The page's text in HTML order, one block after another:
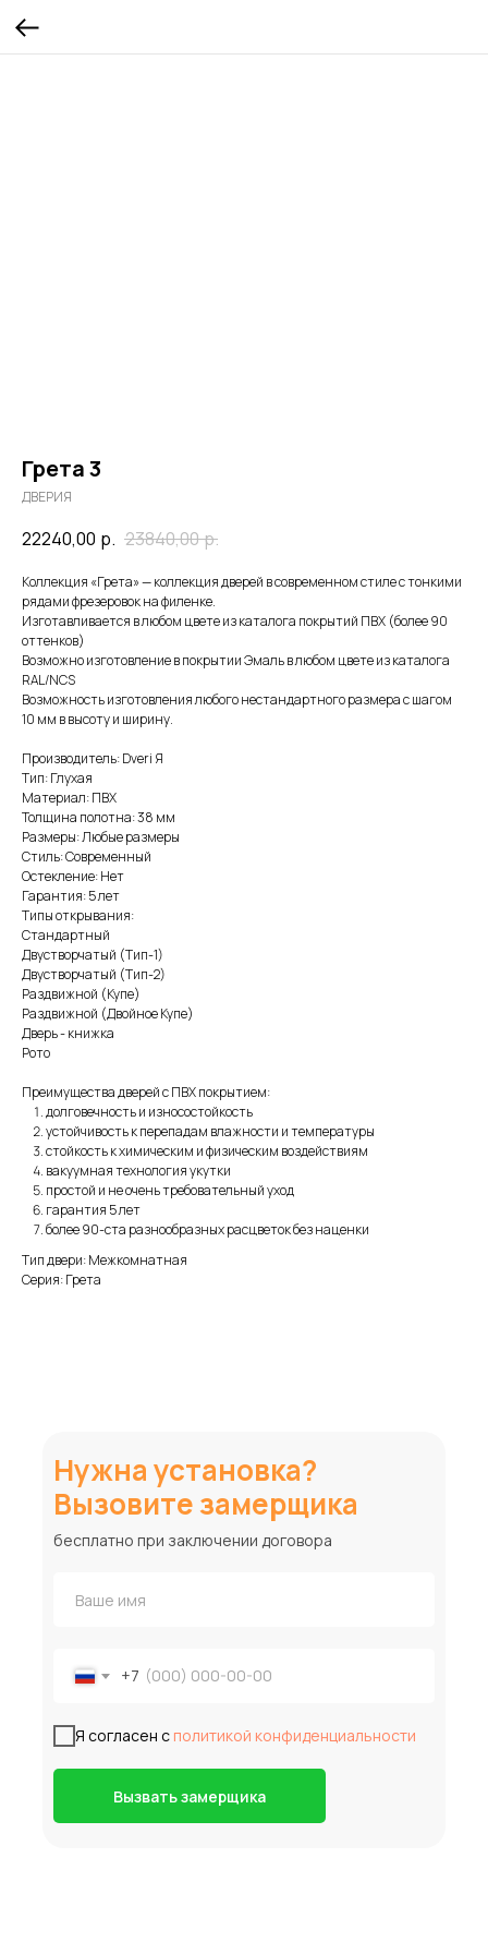
Грета 3
ДВЕРИЯ
22240,00 р. 23840,00р.
Коллекция «Грета» — коллекция дверей в современном стиле с тонкими
рядами фрезеровок на филенке.
Изготавливается в любом цвете из каталога покрытий ПВХ (более 90
оттенков)
Возможно изготовление в покрытии Эмаль в любом цвете из каталога
RAL/NCS
Возможность изготовления любого нестандартного размера с шагом
10 мм в высоту и ширину.
Производитель: Dveri Я
Тип: Глухая
Материал: ПВХ
Толщина полотна: 38 мм
Размеры: Любые размеры
Стиль: Современный
Остекление: Нет
Гарантия: 5 лет
Типы открывания:
Стандартный
Двустворчатый (Тип-1)
Двустворчатый (Тип-2)
Раздвижной (Купе)
Раздвижной (Двойное Купе)
Дверь - книжка
Рото
Преимущества дверей с ПВХ покрытием:
долговечность и износостойкость
устойчивость к перепадам влажности и температуры
стойкость к химическим и физическим воздействиям
вакуумная технология укутки
простой и не очень требовательный уход
гарантия 5 лет
более 90-ста разнообразных расцветок без наценки
Тип двери: Межкомнатная
Серия: Грета
Нужна установка?
Вызовите замерщика
+7
Я согласен с политикой конфиденциальности
Вызвать замерщика
бесплатно при заключении договора